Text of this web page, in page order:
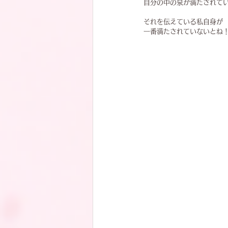
自分の中の泉が満たされて
それを伝えている私自身が
一番満たされていないとね！